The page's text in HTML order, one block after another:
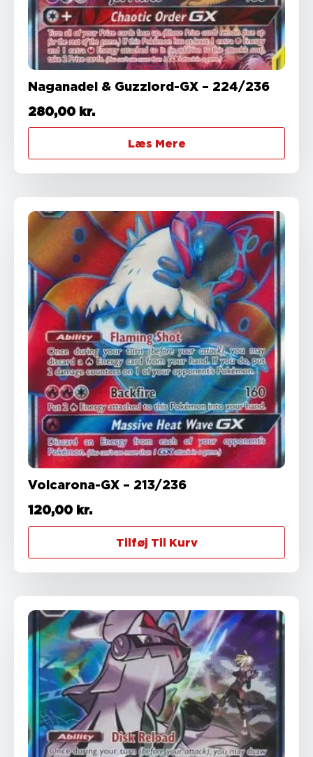
Naganadel & Guzzlord-GX – 224/236
280,00 kr.
Læs Mere
Volcarona-GX – 213/236
120,00 kr.
Tilføj Til Kurv